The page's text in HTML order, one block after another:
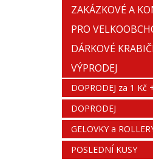
ZAKÁZKOVÉ A
PRO
DÁRKOVÉ
VÝPRODEJ
DOPRODEJ za 1 Kč
DOPRODEJ
GELOVKY a
POSLEDNÍ KUSY